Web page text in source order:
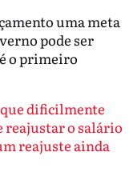
uma meta
pode ser
o primeiro
dificilmente
reajustar o salário
reajuste ainda